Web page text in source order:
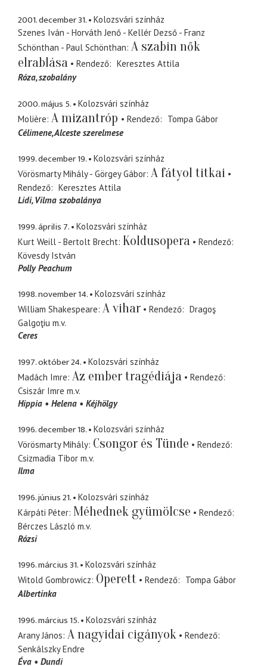
2001. december 31.
Kolozsvári színház
Szenes Iván - Horváth Jenő - Kellér Dezső - Franz
Schönthan - Paul Schönthan A szabin nők
elrablása
Rendező
Keresztes Attila
Róza szobalány
2000. május 5.
Kolozsvári színház
Molière A mizantróp Rendező
Tompa Gábor
Célimene Alceste szerelmese
1999. december 19.
Kolozsvári színház
Vörösmarty Mihály - Görgey Gábor A fátyol titkai
Rendező
Keresztes Attila
Lidi Vilma szobalánya
1999. április 7.
Kolozsvári színház
Kurt Weill - Bertolt Brecht Koldusopera
Rendező
Kövesdy István
Polly Peachum
1998. november 14.
Kolozsvári színház
William Shakespeare A vihar Rendező
Dragoş
Galgoţiu m.v.
Ceres
1997. október 24.
Kolozsvári színház
Madách Imre Az ember tragédiája
Rendező
Csiszár Imre m.v.
Hippia
Helena Kéjhölgy
1996. december 18.
Kolozsvári színház
Vörösmarty Mihály Csongor és Tünde
Rendező
Csizmadia Tibor m.v.
Ilma
1996. június 21.
Kolozsvári színház
Kárpáti Péter Méhednek gyümölcse
Rendező
Bérczes László m.v.
Rózsi
1996. március 31.
Kolozsvári színház
Witold Gombrowicz Operett Rendező
Tompa Gábor
Albertinka
1996. március 15.
Kolozsvári színház
Arany János A nagyidai cigányok
Rendező
Senkálszky Endre
Éva
Dundi